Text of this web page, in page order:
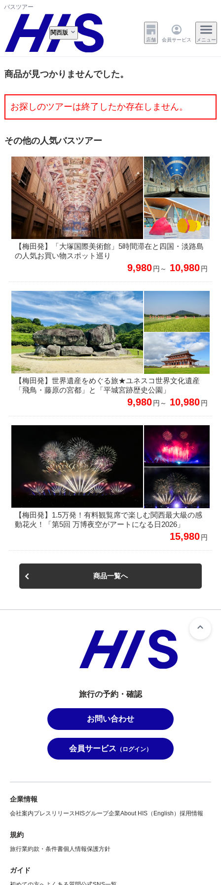
バスツアー
関西版
店舗 会員サービス メニュー
商品が見つかりませんでした。
お探しのツアーは終了したか存在しません。
その他の人気バスツアー
【梅田発】「大塚国際美術館」5時間滞在と四国・淡路島
の人気お買い物スポット巡り
9,980円～ 10,980円
【梅田発】世界遺産をめぐる旅★ユネスコ世界文化遺産
「飛鳥・藤原の宮都」と「平城宮跡歴史公園」
9,980円～ 10,980円
【梅田発】1.5万発！有料観覧席で楽しむ関西最大級の感
動花火！「第5回 万博夜空がアートになる日2026」
15,980円
商品一覧へ
旅行の予約・確認
お問い合わせ
会員サービス （ログイン）
企業情報
会社案内プレスリリース HISグループ企業About HIS（English） 採用情報
規約
旅行業約款・条件書個人情報保護方針
ガイド